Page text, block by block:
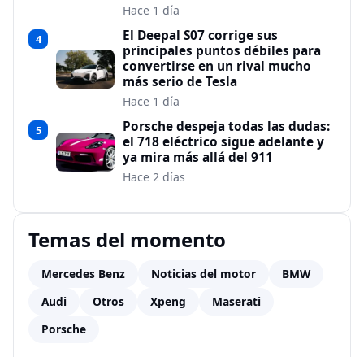
Hace 1 día
4
El Deepal S07 corrige sus
principales puntos débiles para
convertirse en un rival mucho
más serio de Tesla
Hace 1 día
5
Porsche despeja todas las dudas:
el 718 eléctrico sigue adelante y
ya mira más allá del 911
Hace 2 días
Temas del momento
Mercedes Benz Noticias del motor
BMW
Audi
Otros Xpeng
Maserati
Porsche